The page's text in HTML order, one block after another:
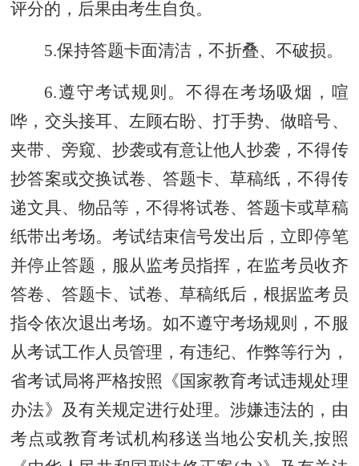
评分的，后果由考生自负。
5.保持答题卡面清洁，不折叠、不破损。
6.遵守考试规则。不得在考场吸烟，喧
哗，交头接耳、左顾右盼、打手势、做暗号、
夹带、旁窥、抄袭或有意让他人抄袭，不得传
抄答案或交换试卷、答题卡、草稿纸，不得传
递文具、物品等，不得将试卷、答题卡或草稿
纸带出考场。考试结束信号发出后，立即停笔
并停止答题，服从监考员指挥，在监考员收齐
答卷、答题卡、试卷、草稿纸后，根据监考员
指令依次退出考场。如不遵守考场规则，不服
从考试工作人员管理，有违纪、作弊等行为，
省考试局将严格按照《国家教育考试违规处理
办法》及有关规定进行处理。涉嫌违法的，由
考点或教育考试机构移送当地公安机关,按照